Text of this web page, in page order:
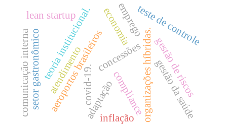
covid-19.
concessões
aeroportos brasileiros organizações híbridas.
teoria institucional. teste de controle
gestão de riscos
compliance
lean startup
setor gastronômico adaptação
comunicação interna gestão da saúde
atendimento
economia
emprego
inflação